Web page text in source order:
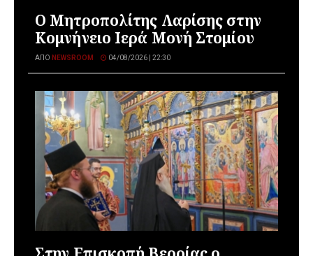
Ο Μητροπολίτης Λαρίσης στην
Κομνήνειο Ιερά Μονή Στομίου
ΑΠΌ NEWSROOM 04/08/2026 | 22:30